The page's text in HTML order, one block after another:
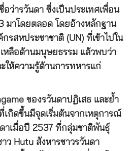
ว่ารวันดา ซึ่งเป็นประเทศเพื่อน
มาโดยตลอด โดยอ้างหลักฐาน
รสหประชาชาติ (UN) ที่เข้าไปใน
หลือด้านมนุษยธรรม แล้วพบว่า
ห้ความรู้ด้านการทหารแก่
ของรวันดาปฏิเสธ และย้ำ
กิดขึ้นมีจุดเริ่มต้นจากเหตุการณ์
าเมื่อปี 2537 ที่กลุ่มชาติพันธุ์
ว Hutu สังหารชาวรวันดา